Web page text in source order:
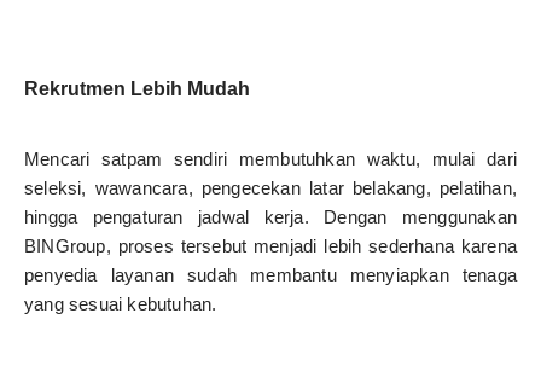
Rekrutmen Lebih Mudah
Mencari satpam sendiri membutuhkan waktu, mulai dari
seleksi, wawancara, pengecekan latar belakang, pelatihan,
hingga pengaturan jadwal kerja. Dengan menggunakan
BINGroup, proses tersebut menjadi lebih sederhana karena
penyedia layanan sudah membantu menyiapkan tenaga
yang sesuai kebutuhan.